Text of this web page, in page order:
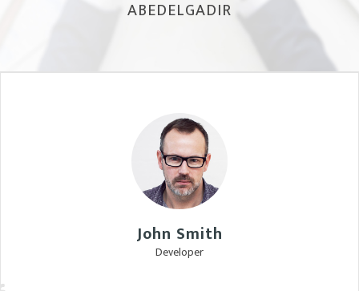
ABEDELGADIR
John Smith
Developer